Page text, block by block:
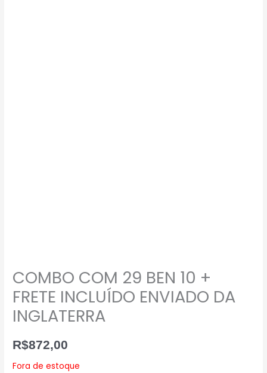
COMBO COM 29 BEN 10 +
FRETE INCLUÍDO ENVIADO DA
INGLATERRA
R$872,00
Fora de estoque